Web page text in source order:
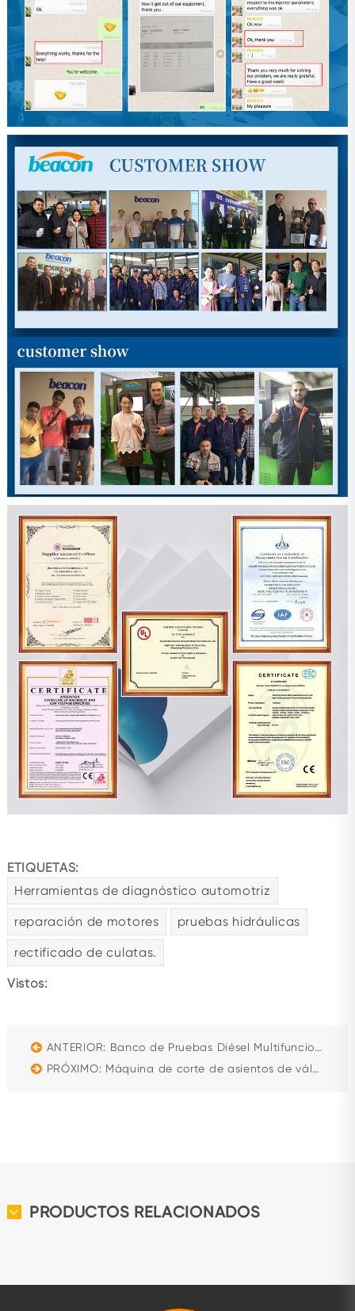
ETIQUETAS:
Herramientas de diagnóstico automotriz
reparación de motores pruebas hidráulicas
rectificado de culatas.
Vistos:
ANTERIOR: Banco de Pruebas Diésel Multifuncional Beacon CR819S: Common Rail, EUI/EUP y HEUI
PRÓXIMO: Máquina de corte de asientos de válvula GS-180A, mandrinadora de precisión para asientos de válvula
PRODUCTOS RELACIONADOS